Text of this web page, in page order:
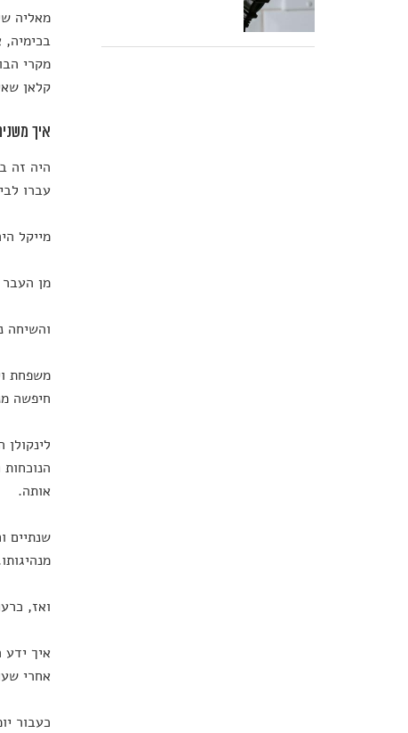
מאליה
בכימיה,
מקרי
קלאן
איך
היה זה
עברו
מייקל
מן העבר
והשיחה
משפחת
חיפשה
אותה.
שנתיים
ואז,
איך
אחרי
כעבור